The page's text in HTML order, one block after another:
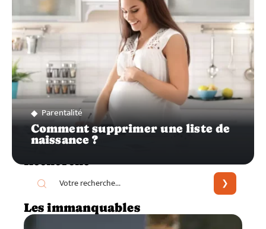
Parentalité
Comment supprimer une liste de
naissance ?
Recherche
Les immanquables